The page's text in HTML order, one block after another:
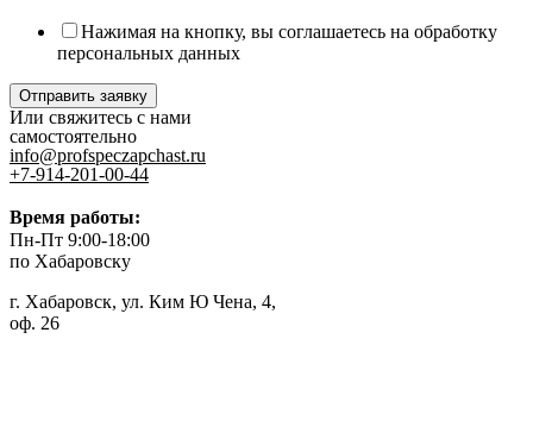
Нажимая на кнопку, вы соглашаетесь на обработку
персональных данных
Отправить заявку
Или свяжитесь с нами
самостоятельно
info@profspeczapchast.ru
+7-914-201-00-44
Время работы:
Пн-Пт 9:00-18:00
по Хабаровску
г. Хабаровск, ул. Ким Ю Чена, 4,
оф. 26